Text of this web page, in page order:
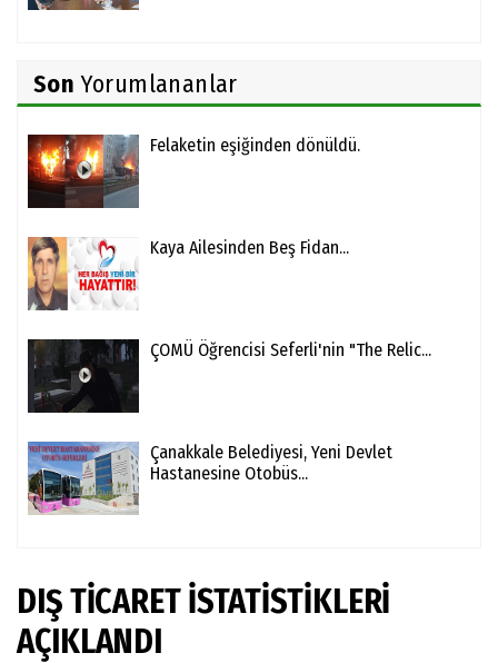
Son Yorumlananlar
Felaketin eşiğinden dönüldü.
Kaya Ailesinden Beş Fidan...
ÇOMÜ Öğrencisi Seferli'nin "The Relic...
Çanakkale Belediyesi, Yeni Devlet
Hastanesine Otobüs...
DIŞ TİCARET İSTATİSTİKLERİ
AÇIKLANDI